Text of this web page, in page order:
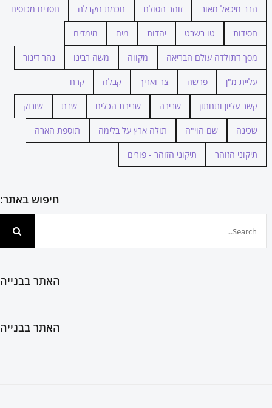
הרב מיכאל מאור זוהר הסולם חכמת הקבלה חסדים מכוסים
חסידות טו בשבט יהדות מים מימדים
מסך דתולדה עולם הבריאה מקווה משה רבינו נהר דינור
עליית מ"ן פרשה צר ואריך קבלה קרח
קשר עליון ותחתון שבירה שבירת הכלים שבת שורוק
שכינה שם הוי"ה תולה ארץ על בלימה תוספת הארה
תיקוני הזוהר תיקוני הזוהר - פורים
חיפוש באתר:
האתר בבנייה
האתר בבנייה